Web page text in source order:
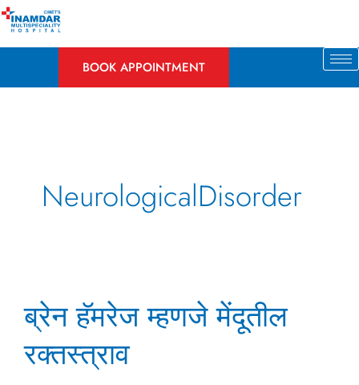
Skip
BOOK APPOINTMENT
NeurologicalDisorder
ब्रेन हॅमरेज म्हणजे मेंदूतील
रक्तस्त्राव
हॅमरेज
म्हणजे
मेंदूतील